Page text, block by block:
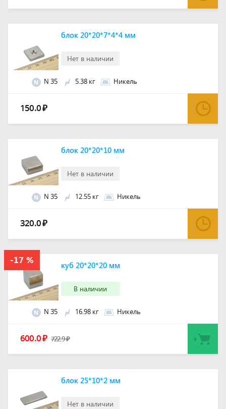
Нет в наличии
блок 20*20*7*4*4 мм
N N 35 5.38 кг Никель
150.0₽
Нет в наличии
блок 20*20*10 мм
N N 35 12.55 кг Никель
320.0₽
В наличии
куб 20*20*20 мм
N N 35 16.98 кг Никель
600.0₽ 722.9₽
Нет в наличии
блок 25*10*2 мм